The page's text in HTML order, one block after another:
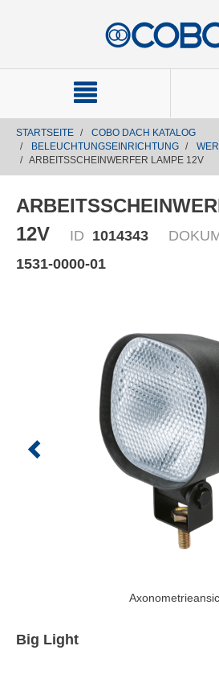
STARTSEITE
COBO DACH KATALOG
BELEUCHTUNGSEINRICHTUNG
ARBEITSSCHEINWERFER LAMPE 12V
12V
ID 1014343
1531-0000-01
Big Light